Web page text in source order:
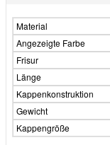
Material
Angezeigte Farbe
Frisur
Länge
Kappenkonstruktion
Gewicht
Kappengröße